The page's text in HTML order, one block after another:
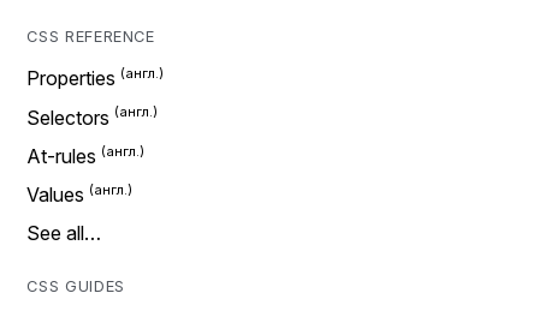
CSS REFERENCE
Properties
Selectors
At-rules
Values
See all…
CSS GUIDES